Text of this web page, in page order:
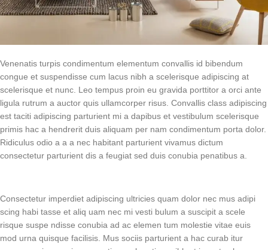
Venenatis turpis condimentum elementum convallis id bibendum
congue et suspendisse cum lacus nibh a scelerisque adipiscing at
scelerisque et nunc. Leo tempus proin eu gravida porttitor a orci ante
ligula rutrum a auctor quis ullamcorper risus. Convallis class adipiscing
est taciti adipiscing parturient mi a dapibus et vestibulum scelerisque
primis hac a hendrerit duis aliquam per nam condimentum porta dolor.
Ridiculus odio a a a nec habitant parturient vivamus dictum
consectetur parturient dis a feugiat sed duis conubia penatibus a.
Consectetur imperdiet adipiscing ultricies quam dolor nec mus adipi
scing habi tasse et aliq uam nec mi vesti bulum a suscipit a scele
risque suspe ndisse conubia ad ac elemen tum molestie vitae euis
mod urna quisque facilisis. Mus sociis parturient a hac curab itur